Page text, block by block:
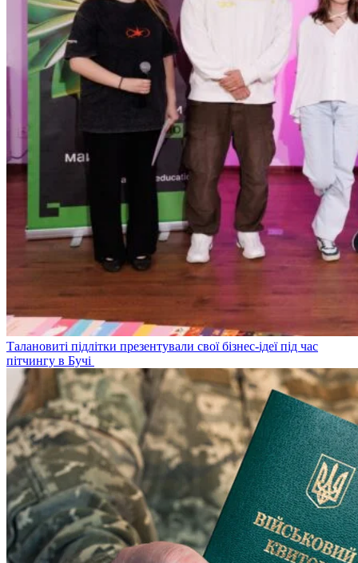
Талановиті підлітки презентували свої бізнес-ідеї під час
пітчингу в Бучі